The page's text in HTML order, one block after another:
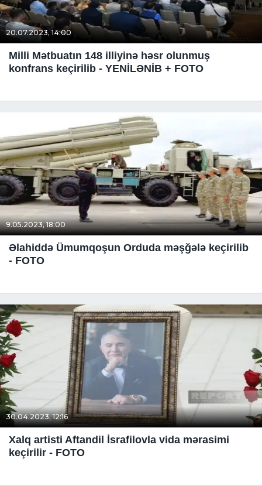
20.07.2023, 14:00
Milli Mətbuatın 148 illiyinə həsr olunmuş
konfrans keçirilib - YENİLƏNİB + FOTO
9.05.2023, 18:00
Əlahiddə Ümumqoşun Orduda məşğələ keçirilib
- FOTO
30.04.2023, 12:16
Xalq artisti Aftandil İsrafilovla vida mərasimi
keçirilir - FOTO